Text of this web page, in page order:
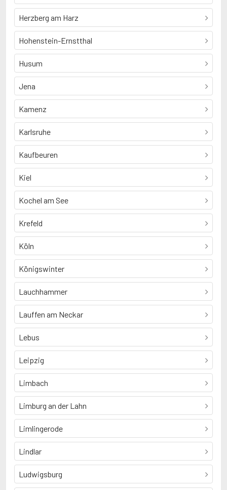
Herzberg am Harz
Hohenstein-Ernstthal
Husum
Jena
Kamenz
Karlsruhe
Kaufbeuren
Kiel
Kochel am See
Krefeld
Köln
Königswinter
Lauchhammer
Lauffen am Neckar
Lebus
Leipzig
Limbach
Limburg an der Lahn
Limlingerode
Lindlar
Ludwigsburg